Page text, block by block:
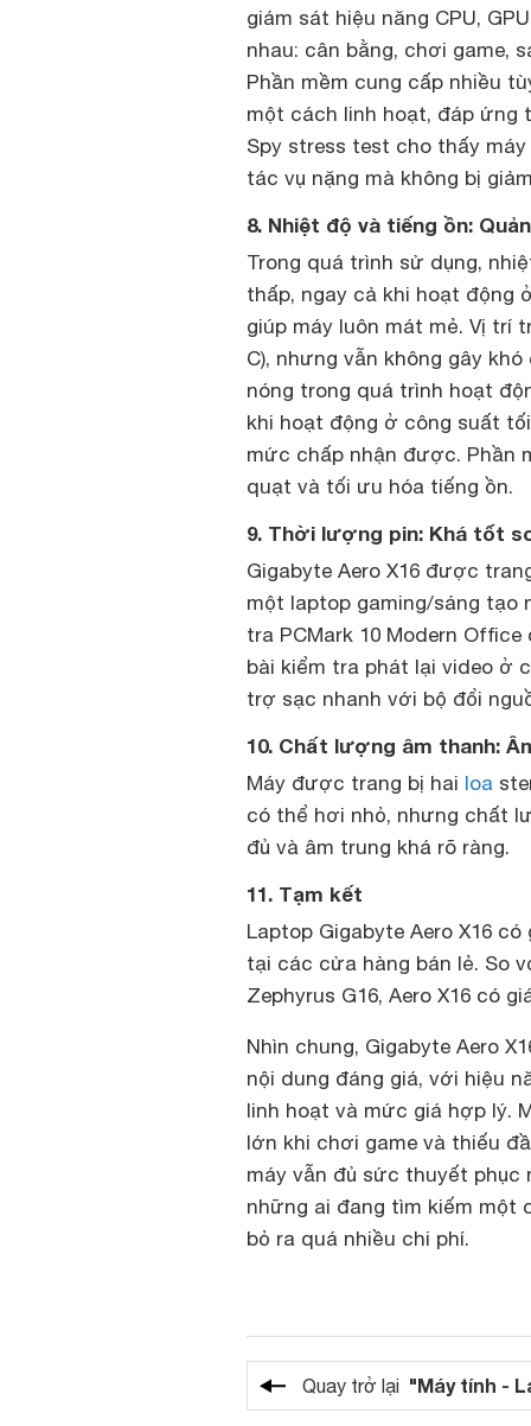
giám sát hiệu năng CPU,
nhau: cân bằng, chơi game,
Phần mềm cung cấp nhiều
một cách linh hoạt, đáp ứng
Spy stress test cho thấy
tác vụ nặng mà không bị
8. Nhiệt độ và tiếng ồn:
Trong quá trình sử dụng,
thấp, ngay cả khi hoạt động
giúp máy luôn mát mẻ. Vị trí
C), nhưng vẫn không gây
nóng trong quá trình hoạt
khi hoạt động ở công suất
mức chấp nhận được. Phần
quạt và tối ưu hóa tiếng ồn.
9. Thời lượng pin: Khá tốt
Gigabyte Aero X16 được
một laptop gaming/sáng tạo
tra PCMark 10 Modern
bài kiểm tra phát lại video ở
trợ sạc nhanh với bộ đổi
10. Chất lượng âm thanh:
Máy được trang bị hai loa
có thể hơi nhỏ, nhưng chất
đủ và âm trung khá rõ ràng.
11. Tạm kết
Laptop Gigabyte Aero X16
tại các cửa hàng bán lẻ. So
Zephyrus G16, Aero X16 có
Nhìn chung, Gigabyte Aero
nội dung đáng giá, với hiệu
linh hoạt và mức giá hợp lý.
lớn khi chơi game và thiếu
máy vẫn đủ sức thuyết
những ai đang tìm kiếm một
bỏ ra quá nhiều chi phí.
Quay trở lại "Máy tính -